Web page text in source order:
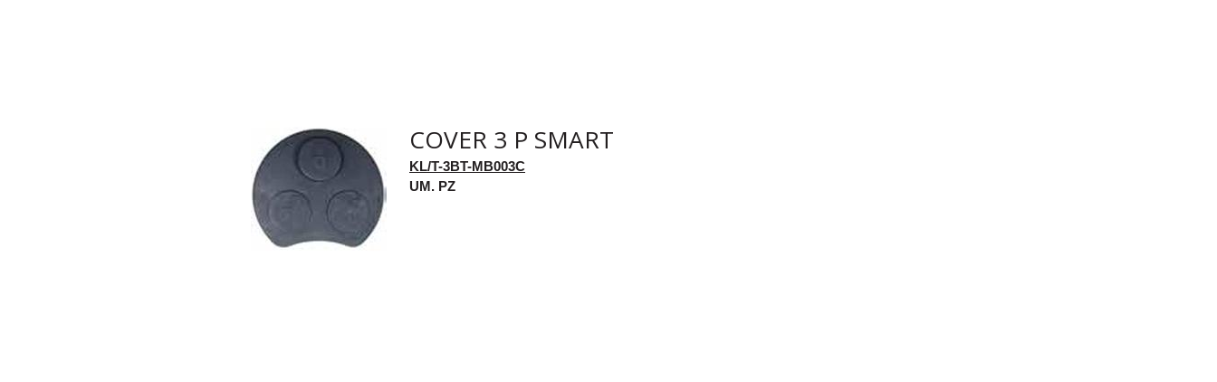
COVER 3 P SMART
KL/T-3BT-MB003C
UM. PZ